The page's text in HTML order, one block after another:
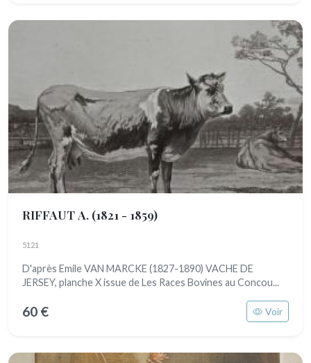
RIFFAUT A. (1821 - 1859)
5121
D'après Emile VAN MARCKE (1827-1890) VACHE DE
JERSEY, planche X issue de Les Races Bovines au Concou...
60 € Voir